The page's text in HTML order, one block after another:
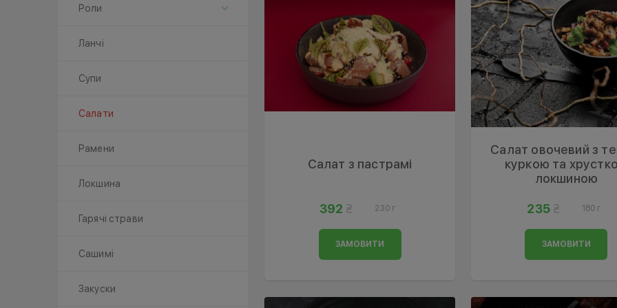
Роли
Ланчі
Супи
Салати
Рамени
Локшина
Гарячі страви
Сашимі
Закуски
Салат з пастрамі
392 230 г
ЗАМОВИТИ
Салат овочевий з
куркою та
локшиною
235 180 г
ЗАМОВИТИ